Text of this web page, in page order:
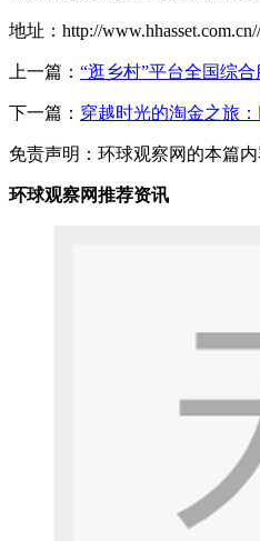
地址：http://
上一篇： “逛乡村”平台全国综
下一篇： 穿越时光的淘金之旅
免责声明：环球观察网的本篇
环球观察网推荐资讯